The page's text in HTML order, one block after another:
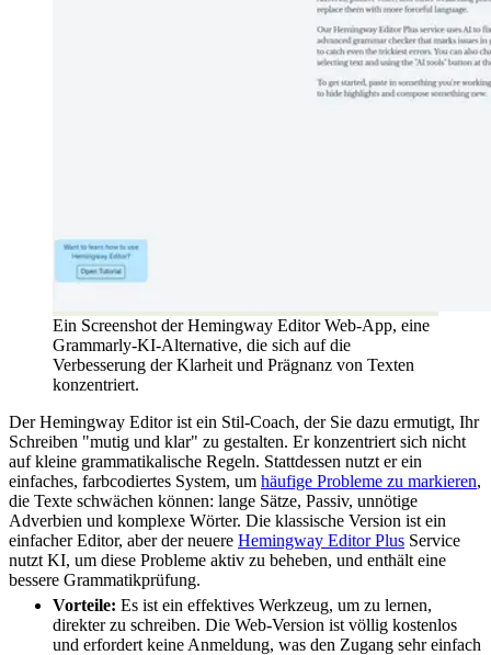
Ein Screenshot der Hemingway Editor Web-App, eine
Grammarly-KI-Alternative, die sich auf die
Verbesserung der Klarheit und Prägnanz von Texten
konzentriert.
Der Hemingway Editor ist ein Stil-Coach, der Sie dazu ermutigt, Ihr
Schreiben "mutig und klar" zu gestalten. Er konzentriert sich nicht
auf kleine grammatikalische Regeln. Stattdessen nutzt er ein
einfaches, farbcodiertes System, um häufige Probleme zu markieren,
die Texte schwächen können: lange Sätze, Passiv, unnötige
Adverbien und komplexe Wörter. Die klassische Version ist ein
einfacher Editor, aber der neuere Hemingway Editor Plus Service
nutzt KI, um diese Probleme aktiv zu beheben, und enthält eine
bessere Grammatikprüfung.
Vorteile: Es ist ein effektives Werkzeug, um zu lernen,
direkter zu schreiben. Die Web-Version ist völlig kostenlos
und erfordert keine Anmeldung, was den Zugang sehr einfach